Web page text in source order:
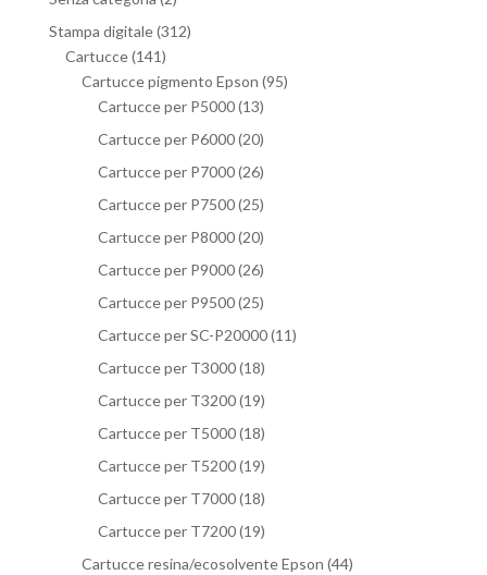
Stampa digitale(312)
Cartucce(141)
Cartucce pigmento Epson (95)
Cartucce per P5000(13)
Cartucce per P6000(20)
Cartucce per P7000(26)
Cartucce per P7500(25)
Cartucce per P8000(20)
Cartucce per P9000(26)
Cartucce per P9500(25)
Cartucce per SC-P20000(11)
Cartucce per T3000(18)
Cartucce per T3200(19)
Cartucce per T5000(18)
Cartucce per T5200(19)
Cartucce per T7000(18)
Cartucce per T7200(19)
Cartucce resina/ecosolvente Epson (44)